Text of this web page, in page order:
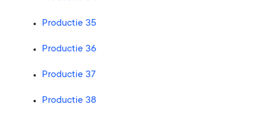
Productie 35
Productie 36
Productie 37
Productie 38